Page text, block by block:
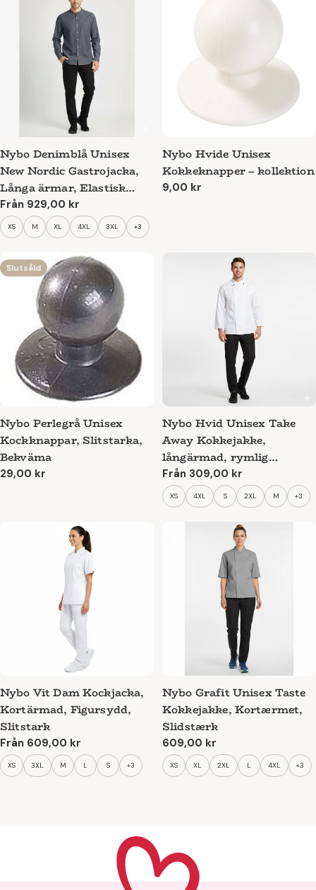
Nybo Denimblå Unisex
New Nordic Gastrojacka,
Långa ärmar, Elastisk
komfort
Ordinarie
pris
Från 929,00 kr
XS M XL 4XL 3XL +3
Nybo Hvide Unisex
Kokkeknapper – kollektion
Ordinarie
9,00 kr
Slutsåld
Nybo Perlegrå Unisex
Kockknappar, Slitstarka,
Bekväma
Ordinarie
29,00 kr
Nybo Hvid Unisex Take
Away Kokkejakke,
långärmad, rymlig
passform
Ordinarie
pris
Från 309,00 kr
XS 4XL S 2XL M +3
Nybo Vit Dam Kockjacka,
Kortärmad, Figursydd,
Slitstark
Ordinarie
pris
Från 609,00 kr
XS 3XL M L S +3
Nybo Grafit Unisex Taste
Kokkejakke, Kortærmet,
Slidstærk
Ordinarie
pris
609,00 kr
XS XL 2XL L 4XL +3